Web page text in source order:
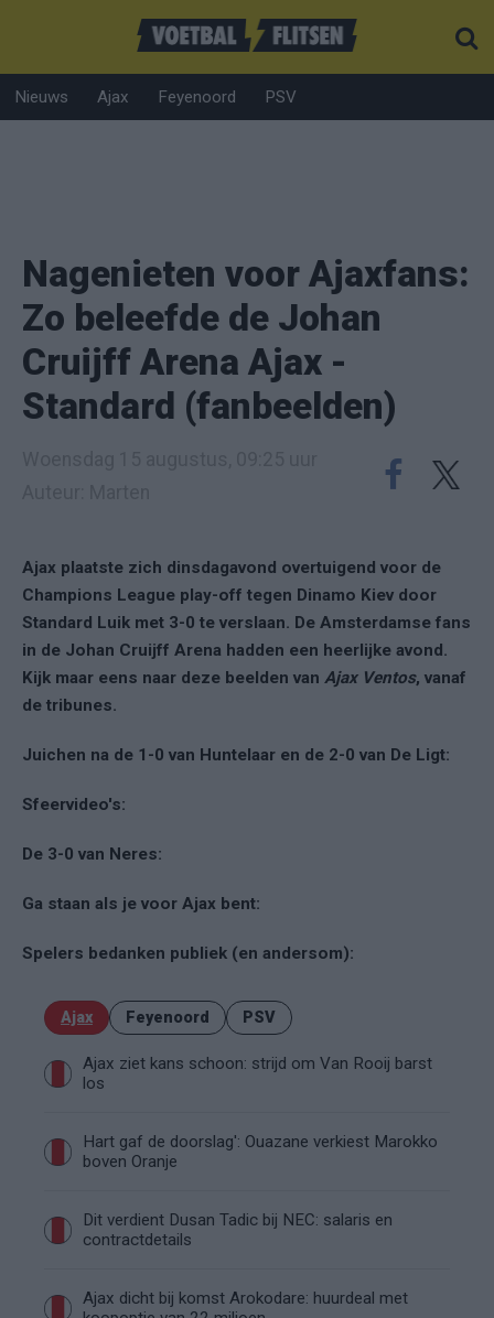
Nieuws Ajax Feyenoord PSV
Nagenieten voor Ajaxfans:
Zo beleefde de Johan
Cruijff Arena Ajax -
Standard (fanbeelden)
Ajax plaatste zich dinsdagavond overtuigend voor de
Champions League play-off tegen Dinamo Kiev door
Standard Luik met 3-0 te verslaan. De Amsterdamse fans
in de Johan Cruijff Arena hadden een heerlijke avond.
Kijk maar eens naar deze beelden van Ajax Ventos, vanaf
de tribunes.
Juichen na de 1-0 van Huntelaar en de 2-0 van De Ligt:
Sfeervideo's:
De 3-0 van Neres:
Ga staan als je voor Ajax bent:
Spelers bedanken publiek (en andersom):
Ajax Feyenoord PSV
Ajax ziet kans schoon: strijd om Van Rooij barst
los
Hart gaf de doorslag': Ouazane verkiest Marokko
boven Oranje
Dit verdient Dusan Tadic bij NEC: salaris en
contractdetails
Ajax dicht bij komst Arokodare: huurdeal met